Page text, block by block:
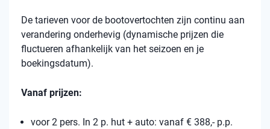
De tarieven voor de bootovertochten zijn continu aan
verandering onderhevig (dynamische prijzen die
fluctueren afhankelijk van het seizoen en je
boekingsdatum).
Vanaf prijzen:
voor 2 pers. In 2 p. hut + auto: vanaf € 388,- p.p.